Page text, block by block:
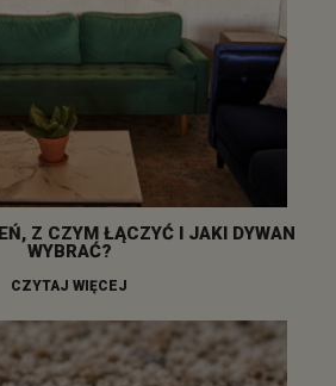
Z CZYM ŁĄCZYĆ I JAKI DYWAN
WYBRAĆ?
CZYTAJ WIĘCEJ